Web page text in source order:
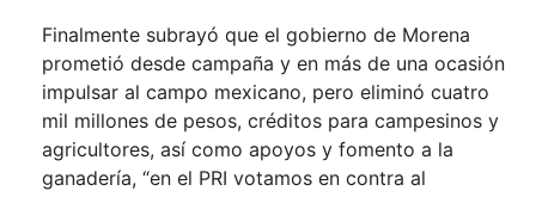
Finalmente subrayó que el gobierno de Morena
prometió desde campaña y en más de una ocasión
impulsar al campo mexicano, pero eliminó cuatro
mil millones de pesos, créditos para campesinos y
agricultores, así como apoyos y fomento a la
ganadería, “en el PRI votamos en contra al